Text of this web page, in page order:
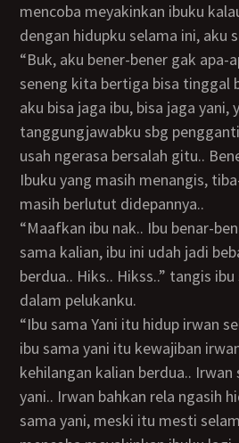
mencoba meyakinkan ibuku
dengan hidupku selama ini, aku
“Buk, aku bener-bener gak apa-apa.. Aku malah
seneng kita bertiga bisa tinggal
aku bisa jaga ibu, bisa jaga yani,
tanggungjawabku sbg
usah ngerasa bersalah gitu..
Ibuku yang masih menangis, tiba-tiba memelukku yg
masih berlutut didepannya..
“Maafkan ibu nak.. Ibu benar-benar merasa bersalah
sama kalian, ibu ini udah jadi
berdua.. Hiks.. Hikss..” tangis
dalam pelukanku.
“Ibu sama Yani itu hidup irwan sekarang, ngejagain
ibu sama yani itu kewajiban
kehilangan kalian berdua.. Irwan
yani.. Irwan bahkan rela ngasih
sama yani, meski itu mesti